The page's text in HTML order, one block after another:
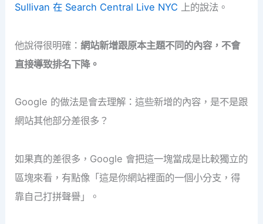
Sullivan 在 Search Central Live NYC 上的說法。
他說得很明確：網站新增跟原本主題不同的內容，不會
直接導致排名下降。
Google 的做法是會去理解：這些新增的內容，是不是跟
網站其他部分差很多？
如果真的差很多，Google 會把這一塊當成是比較獨立的
區塊來看，有點像「這是你網站裡面的一個小分支，得
靠自己打拼聲譽」。